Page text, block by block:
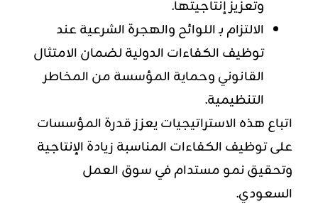
وتعزيز إنتاجيتها.
الالتزام بـ اللوائح والهجرة الشرعية عند
توظيف الكفاءات الدولية لضمان الامتثال
القانوني وحماية المؤسسة من المخاطر
التنظيمية.
اتباع هذه الاستراتيجيات يعزز قدرة المؤسسات
على توظيف الكفاءات المناسبة زيادة الإنتاجية
وتحقيق نمو مستدام في سوق العمل
السعودي.